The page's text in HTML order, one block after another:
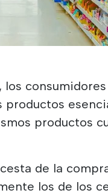
consumidores
productos
de la
los de los